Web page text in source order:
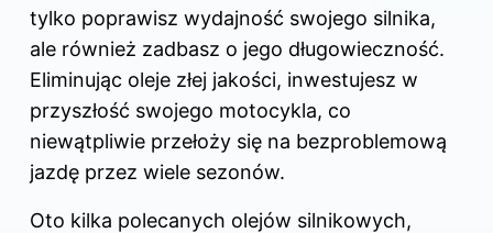
tylko poprawisz wydajność swojego silnika,
ale również zadbasz o jego długowieczność.
Eliminując oleje złej jakości, inwestujesz w
przyszłość swojego motocykla, co
niewątpliwie przełoży się na bezproblemową
jazdę przez wiele sezonów.
Oto kilka polecanych olejów silnikowych,